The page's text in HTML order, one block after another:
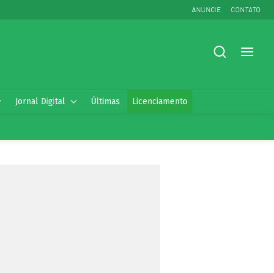
ANUNCIE CONTATO
Jornal Digital Últimas Licenciamento